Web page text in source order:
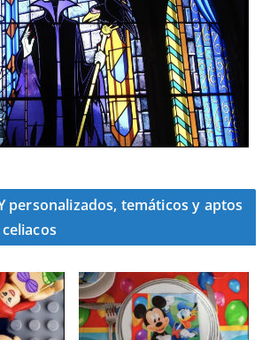
personalizados, temáticos y aptos